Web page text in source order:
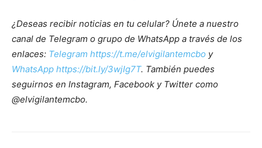
¿Deseas recibir noticias en tu celular? Únete a nuestro
canal de Telegram o grupo de WhatsApp a través de los
enlaces: Telegram https://t.me/elvigilantemcbo y
WhatsApp https://bit.ly/3wjIg7T. También puedes
seguirnos en Instagram, Facebook y Twitter como
@elvigilantemcbo.